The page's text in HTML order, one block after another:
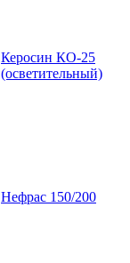
Керосин КО-25
(осветительный)
Нефрас 150/200